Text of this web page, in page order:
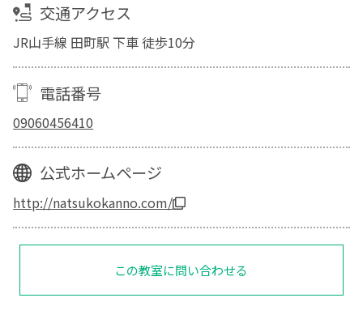
交通アクセス
JR山手線 田町駅 下車 徒歩10分
電話番号
09060456410
公式ホームページ
http://natsukokanno.com/
この教室に問い合わせる